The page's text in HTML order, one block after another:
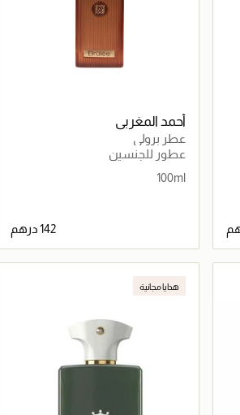
أحمد المغربي
عطر برولي
عطور للجنسين
100ml
جاري تحميل التفاصيل
هدايا مجانية